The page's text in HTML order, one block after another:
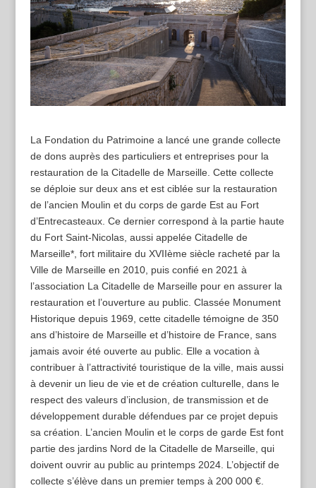
La Fondation du Patrimoine a lancé une grande collecte
de dons auprès des particuliers et entreprises pour la
restauration de la Citadelle de Marseille. Cette collecte
se déploie sur deux ans et est ciblée sur la restauration
de l’ancien Moulin et du corps de garde Est au Fort
d’Entrecasteaux. Ce dernier correspond à la partie haute
du Fort Saint-Nicolas, aussi appelée Citadelle de
Marseille*, fort militaire du XVIIème siècle racheté par la
Ville de Marseille en 2010, puis confié en 2021 à
l’association La Citadelle de Marseille pour en assurer la
restauration et l’ouverture au public. Classée Monument
Historique depuis 1969, cette citadelle témoigne de 350
ans d’histoire de Marseille et d’histoire de France, sans
jamais avoir été ouverte au public. Elle a vocation à
contribuer à l’attractivité touristique de la ville, mais aussi
à devenir un lieu de vie et de création culturelle, dans le
respect des valeurs d’inclusion, de transmission et de
développement durable défendues par ce projet depuis
sa création. L’ancien Moulin et le corps de garde Est font
partie des jardins Nord de la Citadelle de Marseille, qui
doivent ouvrir au public au printemps 2024. L’objectif de
collecte s’élève dans un premier temps à 200 000 €.